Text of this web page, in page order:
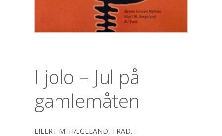
I jolo – Jul på
gamlemåten
EILERT M. HÆGELAND, TRAD. :